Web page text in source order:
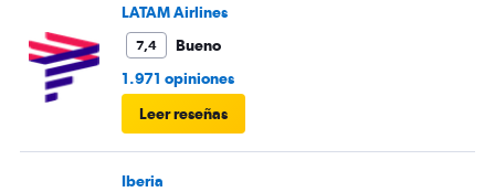
LATAM Airlines
7,4
Bueno
1.971 opiniones
Leer reseñas
Iberia